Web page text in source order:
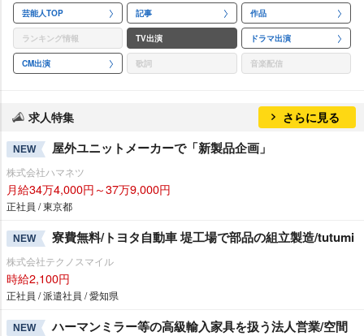
芸能人TOP 記事 作品
ランキング情報 TV出演 ドラマ出演
CM出演 歌詞 音楽配信
求人特集 さらに見る
NEW 屋外ユニットメーカーで「新製品企画」
株式会社ハマネツ
月給34万4,000円～37万9,000円
正社員 / 東京都
NEW 寮費無料/トヨタ自動車 堤工場で部品の組立製造/tutumi
株式会社テクノスマイル
時給2,100円
正社員 / 派遣社員 / 愛知県
NEW
ハーマンミラー等の高級輸入家具を扱う法人営業/空間